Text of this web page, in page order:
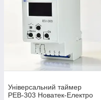
Універсальний таймер
РЕВ-303 Новатек-Електро